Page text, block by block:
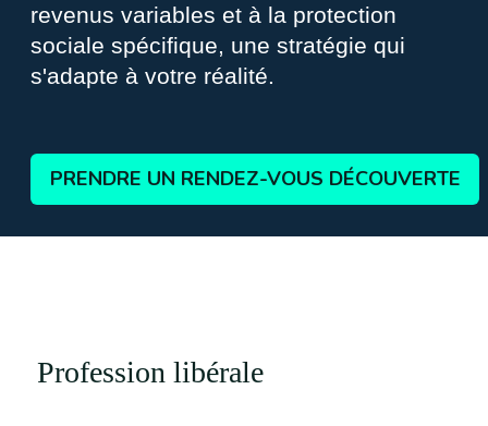
revenus variables et à la protection
sociale spécifique, une stratégie qui
s'adapte à votre réalité.
PRENDRE UN RENDEZ-VOUS DÉCOUVERTE
Profession libérale